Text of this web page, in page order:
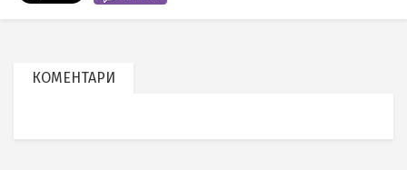
КОМЕНТАРИ